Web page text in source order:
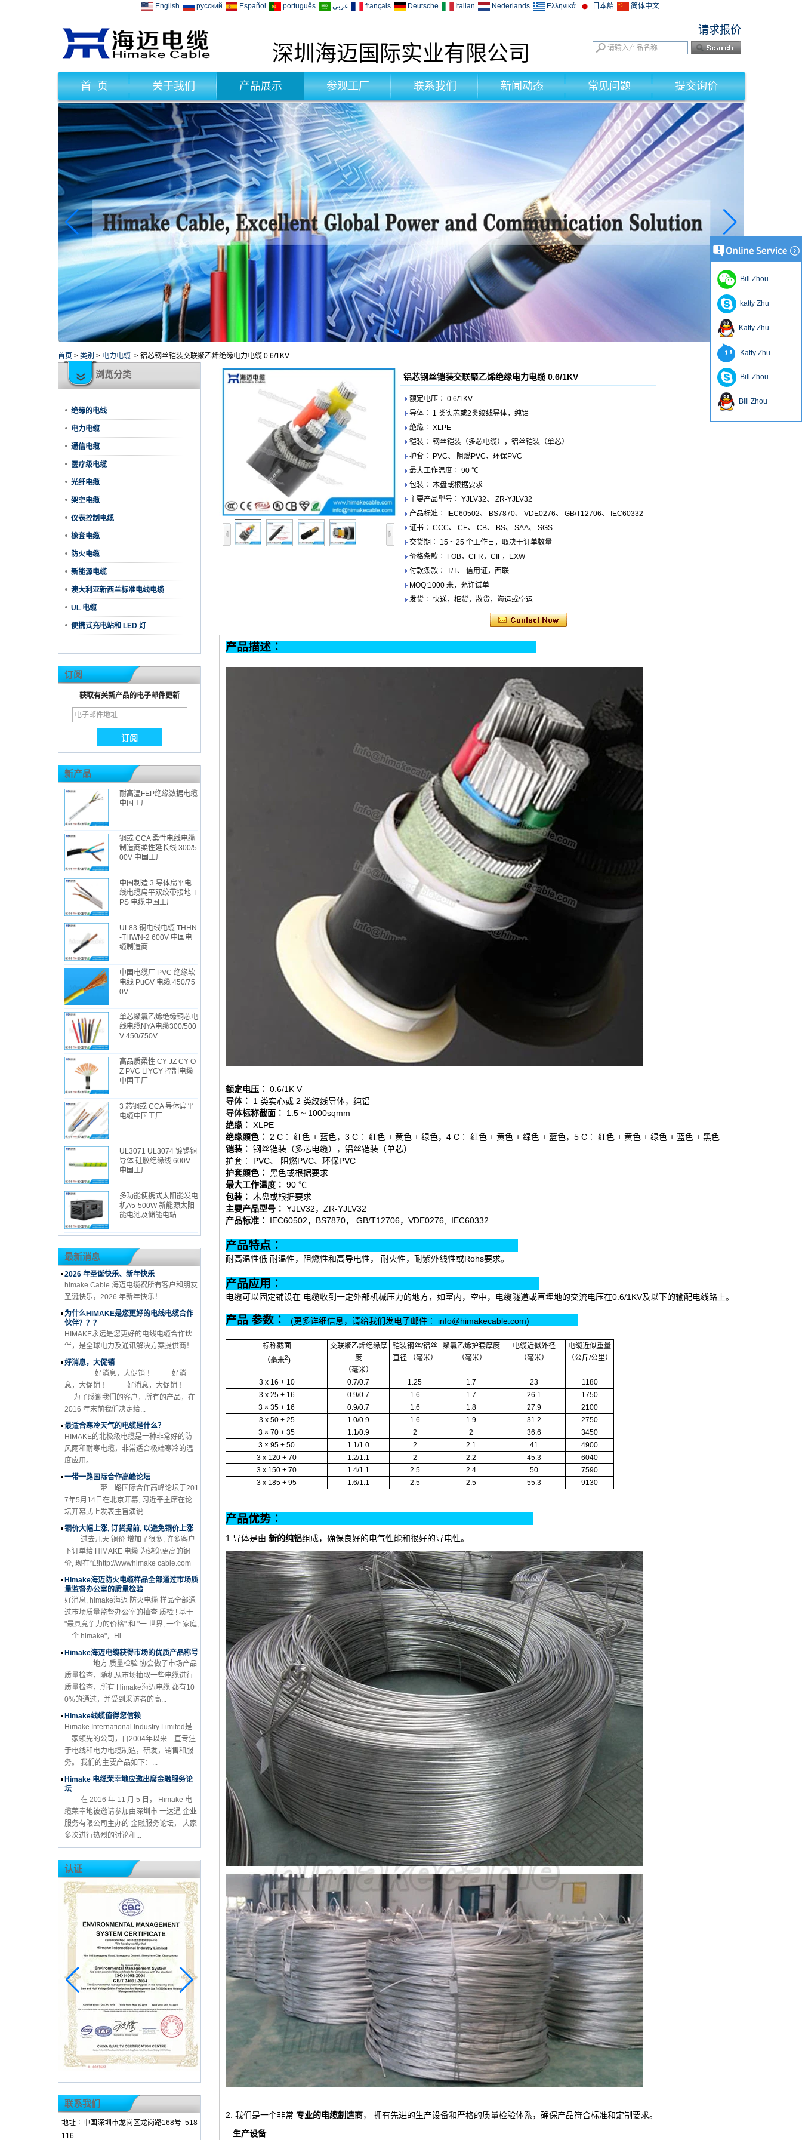
English русский Español português عربى français Deutsche Italian Nederlands Ελληνικά 日本語 简体中文
深圳海迈国际实业有限公司
请求报价
首 页 关于我们 产品展示 参观工厂 联系我们 新闻动态 常见问题 提交询价
首页 > 类别 > 电力电缆 > 铝芯钢丝铠装交联聚乙烯绝缘电力电缆 0.6/1KV
浏览分类
绝缘的电线
电力电缆
通信电缆
医疗级电缆
光纤电缆
架空电缆
仪表控制电缆
橡套电缆
防火电缆
新能源电缆
澳大利亚新西兰标准电线电缆
UL 电缆
便携式充电站和 LED 灯
订阅
获取有关新产品的电子邮件更新
新产品
耐高温FEP绝缘数据电缆
中国工厂
铜或 CCA 柔性电线电缆
制造商柔性延长线 300/5
00V 中国工厂
中国制造 3 导体扁平电
线电缆扁平双绞带接地 T
PS 电缆中国工厂
UL83 铜电线电缆 THHN
-THWN-2 600V 中国电
缆制造商
中国电缆厂 PVC 绝缘软
电线 PuGV 电缆 450/75
0V
单芯聚氯乙烯绝缘铜芯电
线电缆NYA电缆300/500
V 450/750V
高品质柔性 CY-JZ CY-O
Z PVC LiYCY 控制电缆
中国工厂
3 芯铜或 CCA 导体扁平
电缆中国工厂
UL3071 UL3074 镀锡铜
导体 硅胶绝缘线 600V
中国工厂
多功能便携式太阳能发电
机A5-500W 新能源太阳
能电池及储能电站
最新消息
2026 年圣诞快乐、新年快乐
himake Cable 海迈电缆祝所有客户和朋友
圣诞快乐，2026 年新年快乐！
为什么HIMAKE是您更好的电线电缆合作
伙伴？？？
HIMAKE永远是您更好的电线电缆合作伙
伴，是全球电力及通讯解决方案提供商！
好消息，大促销
好消息，大促销 ！ 好消
息，大促销 ！ 好消息，大促销 ！
为了感谢我们的客户，所有的产品，在
2016 年末前我们决定给...
最适合寒冷天气的电缆是什么？
HIMAKE的北极级电缆是一种非常好的防
风雨和耐寒电缆，非常适合极端寒冷的温
度应用。
一带一路国际合作高峰论坛
一带一路国际合作高峰论坛于201
7年5月14日在北京开幕, 习近平主席在论
坛开幕式上发表主旨演说.
铜价大幅上涨, 订货提前, 以避免铜价上涨
过去几天 铜价 增加了很多, 许多客户
下订单给 HIMAKE 电缆 为避免更高的铜
价, 现在忙!http://wwwhimake cable.com
Himake海迈防火电缆样品全部通过市场质
量监督办公室的质量检验
好消息, himake海迈 防火电缆 样品全部通
过市场质量监督办公室的抽查 质检 ! 基于
"最具竞争力的价格" 和 "一 世界, 一个 家庭,
一个 himake"，Hi...
Himake海迈电缆获得市场的优质产品称号
地方 质量检验 协会做了市场产品
质量检查，随机从市场抽取一些电缆进行
质量检查，所有 Himake海迈电缆 都有10
0%的通过，并受到采访者的高...
Himake线缆值得您信赖
Himake International Industry Limited是
一家领先的公司，自2004年以来一直专注
于电线和电力电缆制造，研发，销售和服
务。 我们的主要产品如下：...
Himake 电缆荣幸地应邀出席金融服务论
坛
在 2016 年 11 月 5 日， Himake 电
缆荣幸地被邀请参加由深圳市 一达通 企业
服务有限公司主办的 金融服务论坛， 大家
多次进行热烈的讨论和...
认证
联系我们
地址︰中国深圳市龙岗区龙岗路168号 518
116
铝芯钢丝铠装交联聚乙烯绝缘电力电缆 0.6/1KV
额定电压︰ 0.6/1KV
导体︰ 1 类实芯或2类绞线导体，纯铝
绝缘︰ XLPE
铠装︰ 钢丝铠装（多芯电缆），铝丝铠装（单芯）
护套︰ PVC、 阻燃PVC、环保PVC
最大工作温度︰ 90 ℃
包装︰ 木盘或根据要求
主要产品型号︰ YJLV32、 ZR-YJLV32
产品标准︰ IEC60502、 BS7870、 VDE0276、 GB/T12706、 IEC60332
证书︰ CCC、 CE、 CB、 BS、 SAA、 SGS
交货期︰ 15 ~ 25 个工作日，取决于订单数量
价格条款︰ FOB，CFR，CIF，EXW
付款条款︰ T/T、 信用证，西联
MOQ:1000 米，允许试单
发货︰ 快递，柜货，散货，海运或空运
产品描述︰
额定电压︰ 0.6/1K V
导体︰
1 类实心或 2 类绞线导体，纯铝
导体标称截面︰
1.5 ~ 1000sqmm
绝缘︰ XLPE
绝缘颜色︰
2 C︰ 红色 + 蓝色，3 C︰ 红色 + 黄色 + 绿色，4 C︰ 红色 + 黄色 + 绿色 + 蓝色，5 C︰ 红色 + 黄色 + 绿色 + 蓝色 + 黑色
铠装︰ 钢丝铠装（多芯电缆），铝丝铠装（单芯）
护套︰ PVC、 阻燃PVC、环保PVC
护套颜色︰ 黑色或根据要求
最大工作温度︰ 90 ℃
包装︰
木盘或根据要求
主要产品型号︰ YJLV32，ZR-YJLV32
产品标准︰
IEC60502，BS7870， GB/T12706，VDE0276, IEC60332
产品特点︰
耐高温性低 耐温性，阻燃性和高导电性， 耐火性，耐紫外线性或Rohs要求。
产品应用︰
电缆可以固定铺设在 电缆收到一定外部机械压力的地方，如室内，空中，电缆隧道或直埋地的交流电压在0.6/1KV及以下的输配电线路上。
产品 参数︰ (更多详细信息，请给我们发电子邮件︰ info@himakecable.com)
标称截面
（毫米2)
交联聚乙烯绝缘厚
度
（毫米）
铠装钢丝/铝丝
直径 （毫米）
聚氯乙烯护套厚度
（毫米）
电缆近似外径
（毫米）
电缆近似重量
（公斤/公里）
3 x 16 + 10 0.7/0.7 1.25 1.7 23
1180
3 x 25 + 16
0.9/0.7 1.6 1.7 26.1
1750
3 × 35 + 16
0.9/0.7 1.6 1.8 27.9
2100
3 x 50 + 25
1.0/0.9 1.6 1.9 31.2
2750
3 × 70 + 35
1.1/0.9 2 2 36.6
3450
3 × 95 + 50
1.1/1.0 2 2.1 41
4900
3 x 120 + 70
1.2/1.1 2 2.2 45.3
6040
3 x 150 + 70
1.4/1.1 2.5 2.4 50
7590
3 x 185 + 95
1.6/1.1 2.5 2.5 55.3 9130
产品优势︰
1.导体是由 新的纯铝组成， 确保良好的电气性能和很好的导电性。
2. 我们是一个非常 专业的电缆制造商，
拥有先进的生产设备和严格的质量检验体系，确保产品符合标准和定制要求。
生产设备
Bill Zhou
katty Zhu
Katty Zhu
Katty Zhu
Bill Zhou
Bill Zhou